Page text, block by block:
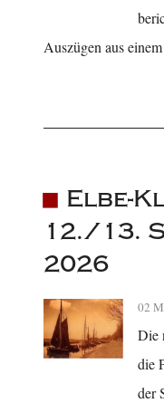
Auszügen aus
Elbe-
12./13.
2026
02
Die
die
der